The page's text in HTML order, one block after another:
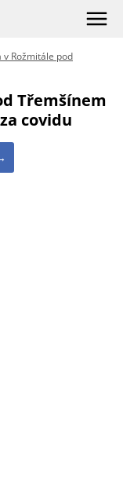
v Rožmitále pod
Třemšínem
covidu